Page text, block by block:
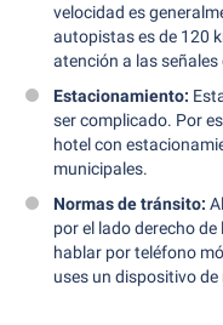
velocidad es
autopistas es de 120
atención a las señales
Estacionamiento:
ser complicado. Por
hotel con
municipales.
Normas de tránsito:
por el lado derecho
hablar por teléfono
uses un dispositivo de